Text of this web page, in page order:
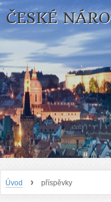
ČESKÉ
Úvod › příspěvky